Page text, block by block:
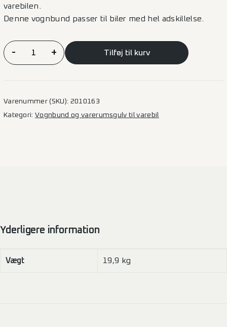
varebilen.
Denne vognbund passer til biler med hel adskillelse.
Vognbund
Citan/Kangoo
- + Tilføj til kurv
Varenummer (SKU): 2010163
Kategori:Vognbund og varerumsgulv til varebil
Yderligere information
Vægt 19,9 kg